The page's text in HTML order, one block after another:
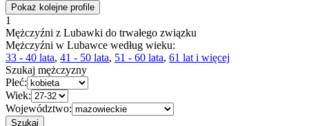
Pokaż kolejne profile
1
Mężczyźni z Lubawki do trwałego związku
Mężczyźni w Lubawce według wieku:
33 - 40 lata, 41 - 50 lata, 51 - 60 lata, 61 lat i więcej
Szukaj mężczyzny
Płeć:
Wiek:
Województwo: